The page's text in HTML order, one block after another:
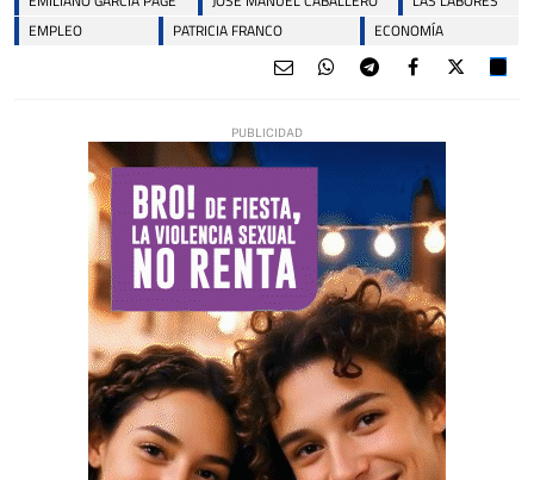
EMPLEO
PATRICIA FRANCO ECONOMÍA